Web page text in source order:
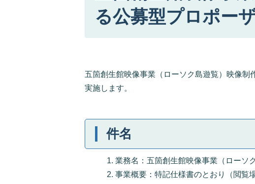
る公募型プロポー
五箇創生館映像事業（ローソク島遊覧）映像制
実施します。
件名
業務名：五箇創生館映像事業（ローソ
事業概要：特記仕様書のとおり（閲覧